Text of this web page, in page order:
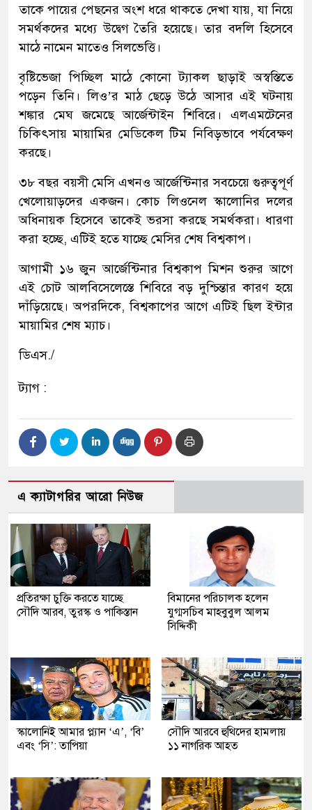
তাকে পায়ের পেছনের অংশ ধরে থাকতে দেখা যায়, যা নিয়ে
সমর্থকদের মধ্যে উদ্বেগ তৈরি হয়েছে। তার বদলি হিসেবে
মাঠে নামেন মাতেও সিলভেত্তি।
বৃষ্টিভেজা পিচ্ছিল মাঠে কোনো ট্যাকল ছাড়াই অস্বস্তিতে
পড়েন তিনি। লিও’র মাঠ ছেড়ে উঠে আসার এই ঘটনায়
শঙ্কার মেঘ জমেছে আর্জেন্টাইন শিবিরে। এলএমটেনের
চিকিৎসায় মায়ামির মেডিকেল টিম নিবিড়ভাবে পর্যবেক্ষণ
করছে।
৩৮ বছর বয়সী মেসি এখনও আর্জেন্টিনার সবচেয়ে গুরুত্বপূর্ণ
খেলোয়াড়দের একজন। কোচ লিওনেল স্কালোনির দলের
অধিনায়ক হিসেবে তাকেই ভরসা করছে সমর্থকরা। ধারণা
করা হচ্ছে, এটিই হতে যাচ্ছে মেসির শেষ বিশ্বকাপ।
আগামী ১৬ জুন আর্জেন্টিনার বিশ্বকাপ মিশন শুরুর আগে
এই চোট আলবিসেলেস্তে শিবিরে বড় দুশ্চিন্তার কারণ হয়ে
দাঁড়িয়েছে। অপরদিকে, বিশ্বকাপের আগে এটিই ছিল ইন্টার
মায়ামির শেষ ম্যাচ।
ডিএস./
ট্যাগ :
এ ক্যাটাগরির আরো নিউজ
প্রতিরক্ষা চুক্তি করতে যাচ্ছে
সৌদি আরব, তুরস্ক ও পাকিস্তান
বিমানের পরিচালক হলেন
যুগ্মসচিব মাহবুবুল আলম
সিদ্দিকী
স্কালোনিই আমার প্ল্যান ‘এ’, ‘বি’
এবং ‘সি’: তাপিয়া
সৌদি আরবে হুথিদের হামলায়
১১ নাগরিক আহত